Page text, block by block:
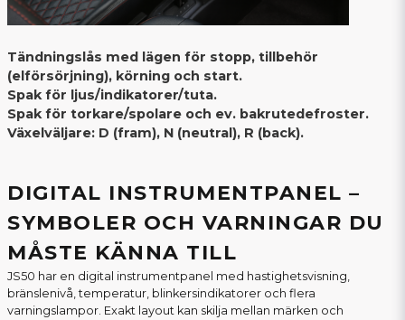
Tändningslås med lägen för stopp, tillbehör
(elförsörjning), körning och start.
Spak för ljus/indikatorer/tuta.
Spak för torkare/spolare och ev. bakrutedefroster.
Växelväljare: D (fram), N (neutral), R (back).
DIGITAL INSTRUMENTPANEL –
SYMBOLER OCH VARNINGAR DU
MÅSTE KÄNNA TILL
JS50 har en digital instrumentpanel med hastighetsvisning,
bränslenivå, temperatur, blinkersindikatorer och flera
varningslampor. Exakt layout kan skilja mellan märken och